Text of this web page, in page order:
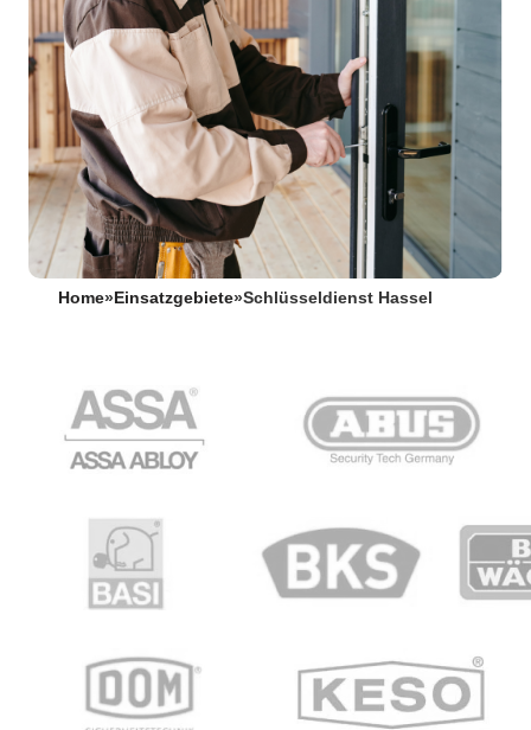
Home» Einsatzgebiete»Schlüsseldienst Hassel